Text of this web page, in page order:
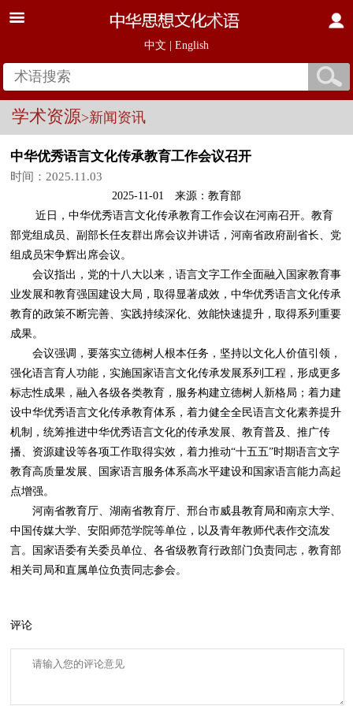
中文 English
学术资源>新闻资讯
中华优秀语言文化传承教育工作会议召开
时间：2025.11.03
2025-11-01 来源：教育部
近日，中华优秀语言文化传承教育工作会议在河南召开。教育
部党组成员、副部长任友群出席会议并讲话，河南省政府副省长、党
组成员宋争辉出席会议。
会议指出，党的十八大以来，语言文字工作全面融入国家教育事
业发展和教育强国建设大局，取得显著成效，中华优秀语言文化传承
教育的政策不断完善、实践持续深化、效能快速提升，取得系列重要
成果。
会议强调，要落实立德树人根本任务，坚持以文化人价值引领，
强化语言育人功能，实施国家语言文化传承发展系列工程，形成更多
标志性成果，融入各级各类教育，服务构建立德树人新格局；着力建
设中华优秀语言文化传承教育体系，着力健全全民语言文化素养提升
机制，统筹推进中华优秀语言文化的传承发展、教育普及、推广传
播、资源建设等各项工作取得实效，着力推动“十五五”时期语言文字
教育高质量发展、国家语言服务体系高水平建设和国家语言能力高起
点增强。
河南省教育厅、湖南省教育厅、邢台市威县教育局和南京大学、
中国传媒大学、安阳师范学院等单位，以及青年教师代表作交流发
言。国家语委有关委员单位、各省级教育行政部门负责同志，教育部
相关司局和直属单位负责同志参会。
评论